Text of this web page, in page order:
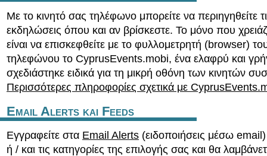
Με το κινητό σας τηλέφωνο μπορείτε να περιηγηθείτε
εκδηλώσεις όπου και αν βρίσκεστε. Το μόνο που
είναι να επισκεφθείτε με το φυλλομετρητή (browser)
τηλεφώνου το CyprusEvents.mobi, ένα ελαφρύ και
σχεδιάστηκε ειδικά για τη μικρή οθόνη των κινητών
Περισσότερες πληροφορίες σχετικά με
Email Alerts και Feeds
Εγγραφείτε στα Email Alerts (ειδοποιήσεις μέσω email)
ή / και τις κατηγορίες της επιλογής σας και θα